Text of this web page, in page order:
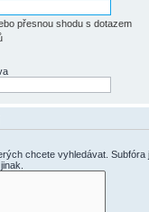
přesnou shodu s dotazem
chcete vyhledávat. Subfóra